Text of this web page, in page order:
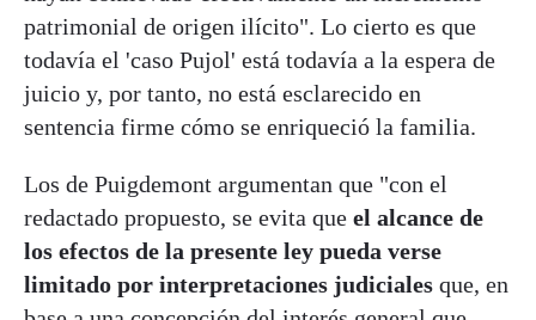
patrimonial de origen ilícito". Lo cierto es que
todavía el 'caso Pujol' está todavía a la espera de
juicio y, por tanto, no está esclarecido en
sentencia firme cómo se enriqueció la familia.
Los de Puigdemont argumentan que "con el
redactado propuesto, se evita que el alcance de
los efectos de la presente ley pueda verse
limitado por interpretaciones judiciales que, en